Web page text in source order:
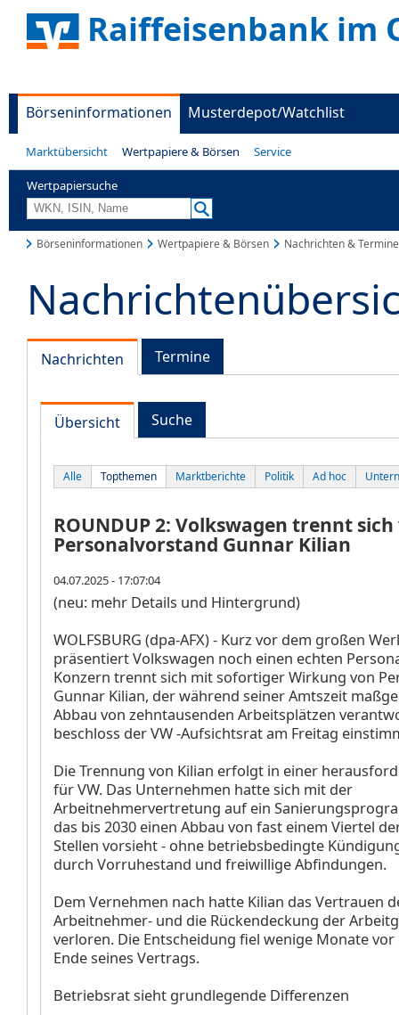
Raiffeisenbank im
Börseninformationen Musterdepot/Watchlist
Marktübersicht Wertpapiere & Börsen Service
Wertpapiersuche
Börseninformationen Wertpapiere & Börsen Nachrichten & Termine
Nachrichten Termine
Übersicht Suche
Alle Topthemen Marktberichte Politik Ad hoc
ROUNDUP 2: Volkswagen trennt
Personalvorstand Gunnar Kilian
04.07.2025 - 17:07:04
(neu: mehr Details und Hintergrund)
WOLFSBURG (dpa-AFX) - Kurz vor dem großen
präsentiert Volkswagen noch einen echten
Konzern trennt sich mit sofortiger Wirkung von
Gunnar Kilian, der während seiner Amtszeit
Abbau von zehntausenden Arbeitsplätzen
beschloss der VW-Aufsichtsrat am Freitag
Die Trennung von Kilian erfolgt in einer
für VW. Das Unternehmen hatte sich mit der
Arbeitnehmervertretung auf ein
das bis 2030 einen Abbau von fast einem Viertel
Stellen vorsieht - ohne betriebsbedingte
durch Vorruhestand und freiwillige Abfindungen.
Dem Vernehmen nach hatte Kilian das Vertrauen
Arbeitnehmer- und die Rückendeckung der
verloren. Die Entscheidung fiel wenige Monate
Ende seines Vertrags.
Betriebsrat sieht grundlegende Differenzen